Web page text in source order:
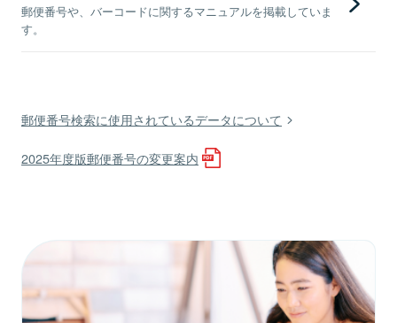
郵便番号や、バーコードに関するマニュアルを掲載していま
す。
郵便番号検索に使用されているデータについて
2025年度版郵便番号の変更案内